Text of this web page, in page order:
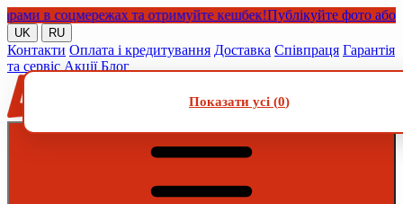
в соцмережах та отримуйте кешбек!Публікуйте фото або
UK RU
Контакти Оплата і кредитування Доставка Співпраця Гарантія
та сервіс Акції Блог
Показати усі (0)